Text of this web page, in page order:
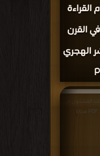
القرن
الهجري
المشحون في